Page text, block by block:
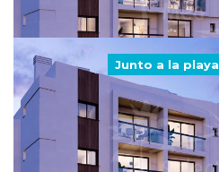
Junto a la playa